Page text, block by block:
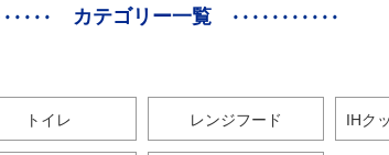
カテゴリー一覧
トイレ レンジフード IHク